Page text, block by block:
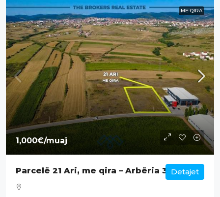
ME QIRA
1,000€/muaj
Parcelë 21 Ari, me qira – Arbëria 3. Detajet